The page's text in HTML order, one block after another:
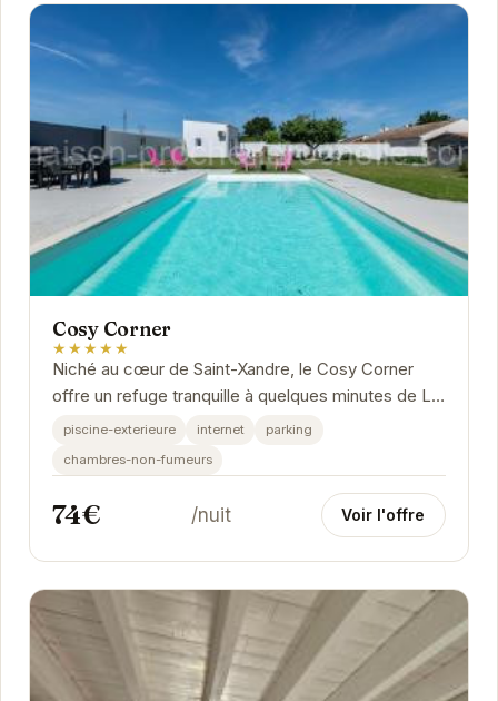
Cosy Corner
★★★★★
Niché au cœur de Saint-Xandre, le Cosy Corner
offre un refuge tranquille à quelques minutes de La
Rochelle. Son ambiance chaleureuse et ses...
piscine-exterieure internet
parking
chambres-non-fumeurs
74€ /nuit Voir l'offre